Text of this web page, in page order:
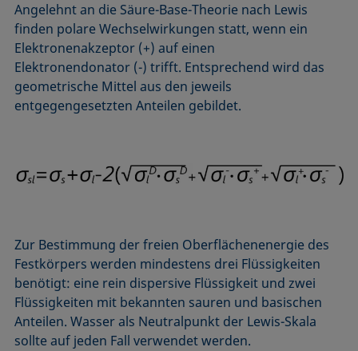
Angelehnt an die Säure-Base-Theorie nach Lewis
finden polare Wechselwirkungen statt, wenn ein
Elektronenakzeptor (+) auf einen
Elektronendonator (-) trifft. Entsprechend wird das
geometrische Mittel aus den jeweils
entgegengesetzten Anteilen gebildet.
Zur Bestimmung der freien Oberflächenenergie des
Festkörpers werden mindestens drei Flüssigkeiten
benötigt: eine rein dispersive Flüssigkeit und zwei
Flüssigkeiten mit bekannten sauren und basischen
Anteilen. Wasser als Neutralpunkt der Lewis-Skala
sollte auf jeden Fall verwendet werden.